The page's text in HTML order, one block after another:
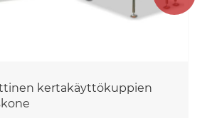
kertakäyttökuppien